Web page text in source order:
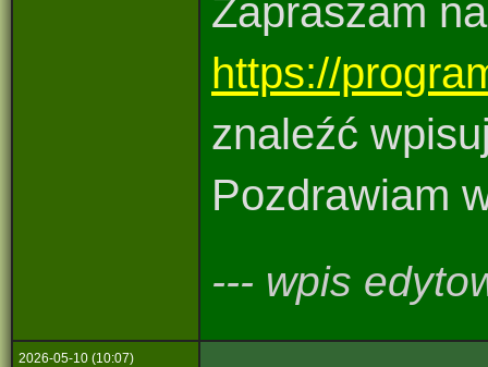
Zapraszam
https://
znaleźć
Pozdrawiam
--- wpis
2026-05-10 (10:07)